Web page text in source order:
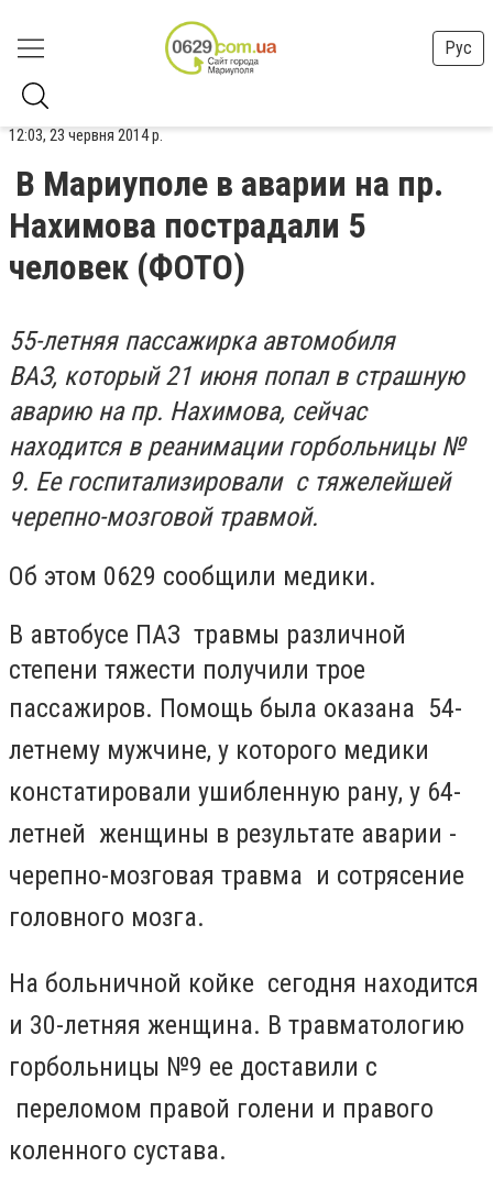
Рус
12:03, 23 червня 2014 р.
В Мариуполе в аварии на пр.
Нахимова пострадали 5
человек (ФОТО)
55-летняя пассажирка автомобиля
ВАЗ, который 21 июня попал в страшную
аварию на пр. Нахимова, сейчас
находится в реанимации горбольницы №
9. Ее госпитализировали с тяжелейшей
черепно-мозговой травмой.
Об этом 0629 сообщили медики.
В автобусе ПАЗ травмы различной
степени тяжести получили трое
пассажиров. Помощь была оказана 54-
летнему мужчине, у которого медики
констатировали ушибленную рану, у 64-
летней женщины в результате аварии -
черепно-мозговая травма и сотрясение
головного мозга.
На больничной койке сегодня находится
и 30-летняя женщина. В травматологию
горбольницы №9 ее доставили с
переломом правой голени и правого
коленного сустава.